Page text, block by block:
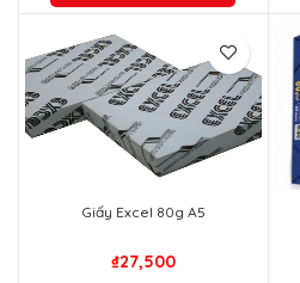
Giấy Excel 80g A5
₫27,500